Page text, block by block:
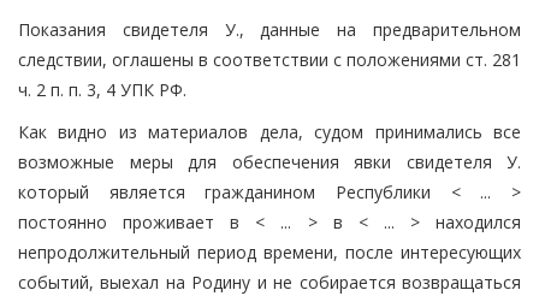
Показания свидетеля У., данные на предварительном
следствии, оглашены в соответствии с положениями ст. 281
ч. 2 п. п. 3, 4 УПК РФ.
Как видно из материалов дела, судом принимались все
возможные меры для обеспечения явки свидетеля У.
который является гражданином Республики < ... >
постоянно проживает в < ... > в < ... > находился
непродолжительный период времени, после интересующих
событий, выехал на Родину и не собирается возвращаться